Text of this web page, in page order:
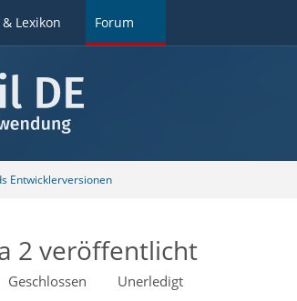
Lexikon Forum
Entwicklerversionen
2 veröffentlicht
Geschlossen Unerledigt